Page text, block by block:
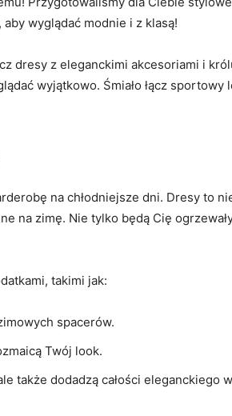
wyglądać modnie i z klasą!
dresy z eleganckimi akcesoriami i
wyjątkowo. Śmiało łącz
na chłodniejsze dni. Dresy to
na zimę. Nie tylko będą Cię
takimi jak:
spacerów.
Twój look.
także dodadzą całości eleganckiego